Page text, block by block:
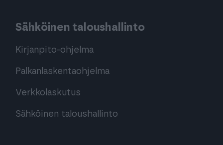
Sähköinen taloushallinto
Kirjanpito-ohjelma
Palkanlaskentaohjelma
Verkkolaskutus
Sähköinen taloushallinto